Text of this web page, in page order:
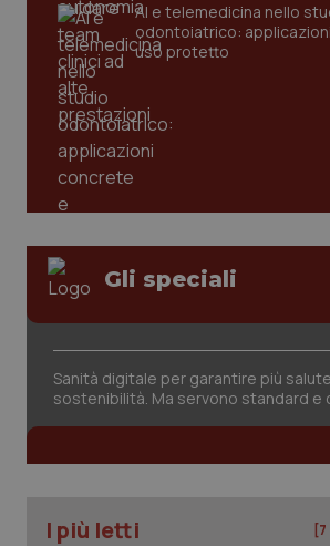
AI e telemedicina nello
odontoiatrico:
uso protetto
Gli speciali
Sanità digitale per garantire più
sostenibilità. Ma servono standard e
I più letti